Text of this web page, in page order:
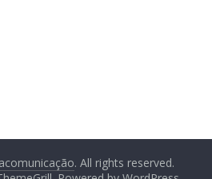
. All rights reserved.